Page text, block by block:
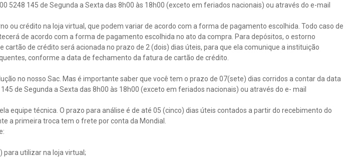
145 de Segunda a Sexta das 8h00 às 18h00 (exceto em feriados nacionais) ou através do e-mail
crédito na loja virtual, que podem variar de acordo com a forma de pagamento escolhida. Todo caso de
de acordo com a forma de pagamento escolhida no ato da compra. Para depósitos, o estorno
de crédito será acionada no prazo de 2 (dois) dias úteis, para que ela comunique a instituição
conforme a data de fechamento da fatura de cartão de crédito.
no nosso Sac. Mas é importante saber que você tem o prazo de 07(sete) dias corridos a contar da data
de Segunda a Sexta das 8h00 às 18h00 (exceto em feriados nacionais) ou através do e- mail
técnica. O prazo para análise é de até 05 (cinco) dias úteis contados a partir do recebimento do
a primeira troca tem o frete por conta da Mondial.
para utilizar na loja virtual;